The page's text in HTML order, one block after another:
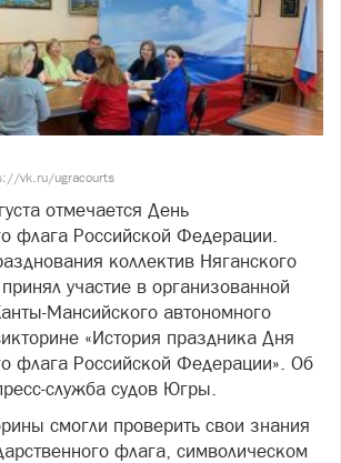
vk.ru/ugracourts
отмечается День
флага Российской Федерации.
коллектив Няганского
участие в организованной
Мансийского автономного
«История праздника Дня
флага Российской Федерации». Об
служба судов Югры.
смогли проверить свои знания
флага, символическом